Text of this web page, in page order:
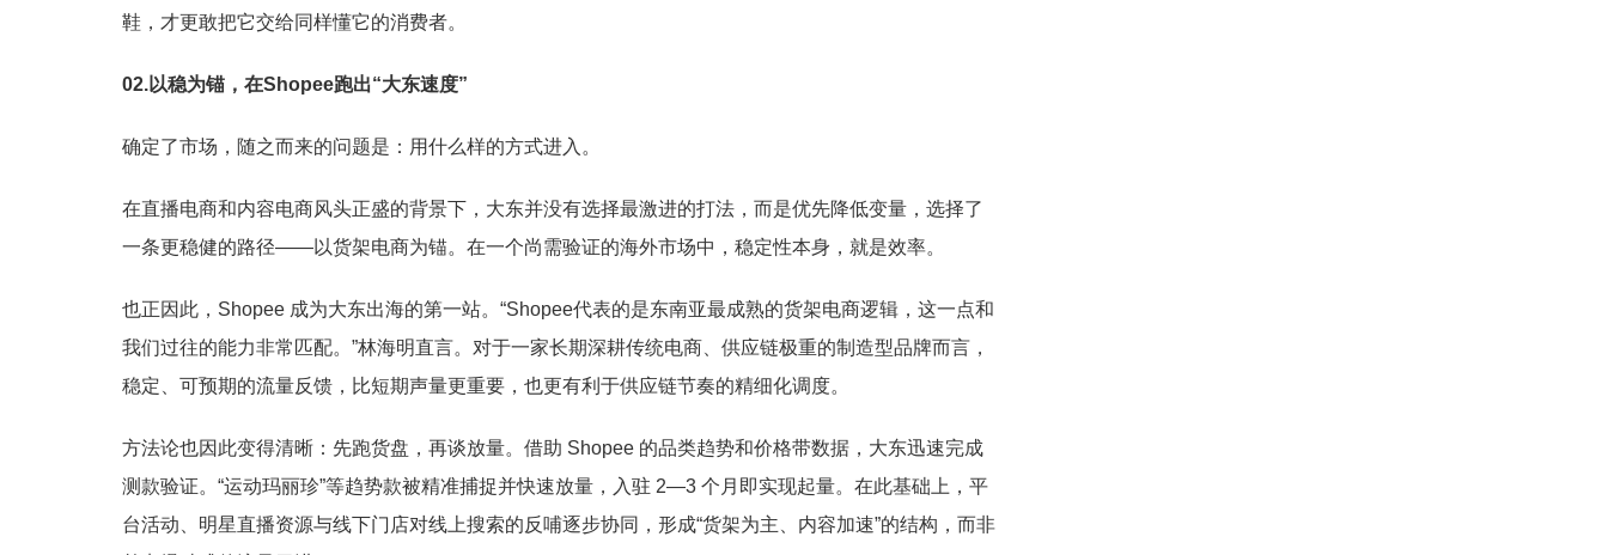
鞋，才更敢把它交给同样懂它的消费者。
02.以稳为锚，在Shopee跑出“大东速度”
确定了市场，随之而来的问题是：用什么样的方式进入。
在直播电商和内容电商风头正盛的背景下，大东并没有选择最激进的打法，而是优先降低变量，选择了
一条更稳健的路径——以货架电商为锚。在一个尚需验证的海外市场中，稳定性本身，就是效率。
也正因此，Shopee 成为大东出海的第一站。“Shopee代表的是东南亚最成熟的货架电商逻辑，这一点和
我们过往的能力非常匹配。”林海明直言。对于一家长期深耕传统电商、供应链极重的制造型品牌而言，
稳定、可预期的流量反馈，比短期声量更重要，也更有利于供应链节奏的精细化调度。
方法论也因此变得清晰：先跑货盘，再谈放量。借助 Shopee 的品类趋势和价格带数据，大东迅速完成
测款验证。“运动玛丽珍”等趋势款被精准捕捉并快速放量，入驻 2—3 个月即实现起量。在此基础上，平
台活动、明星直播资源与线下门店对线上搜索的反哺逐步协同，形成“货架为主、内容加速”的结构，而非